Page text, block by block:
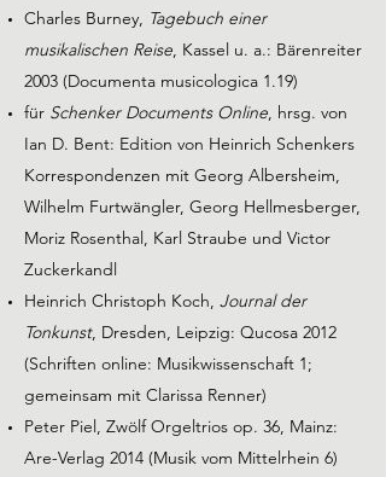
Charles Burney, Tagebuch einer
musikalischen Reise, Kassel u. a.: Bärenreiter
2003 (Documenta musicologica 1.19)
für Schenker Documents Online, hrsg. von
Ian D. Bent: Edition von Heinrich Schenkers
Korrespondenzen mit Georg Albersheim,
Wilhelm Furtwängler, Georg Hellmesberger,
Moriz Rosenthal, Karl Straube und Victor
Zuckerkandl
Heinrich Christoph Koch, Journal der
Tonkunst, Dresden, Leipzig: Qucosa 2012
(Schriften online: Musikwissenschaft 1;
gemeinsam mit Clarissa Renner)
Peter Piel, Zwölf Orgeltrios op. 36, Mainz:
Are-Verlag 2014 (Musik vom Mittelrhein 6)